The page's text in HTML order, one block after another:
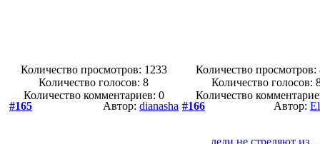
Количество просмотров: 1233
Количество голосов:8
Количество комментариев: 0
Количество просмотров:
Количество голосов:
Количество
#165
Автор: dianasha #166 Автор:
леди не стреляют из